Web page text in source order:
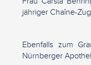
jähriger Chaîne-
Ebenfalls zum
Nürnberger